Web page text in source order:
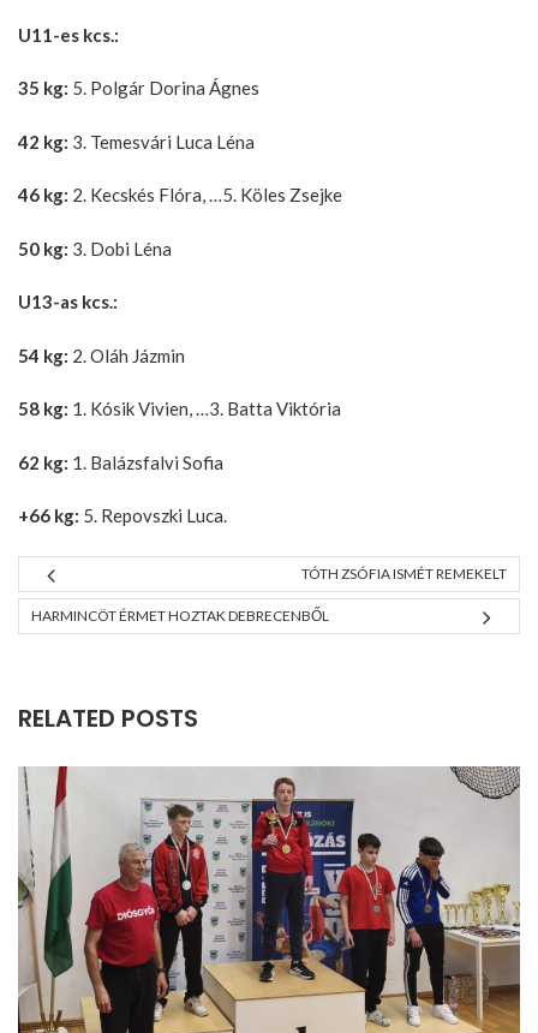
U11-es kcs.:
35 kg: 5. Polgár Dorina Ágnes
42 kg: 3. Temesvári Luca Léna
46 kg: 2. Kecskés Flóra, …5. Köles Zsejke
50 kg: 3. Dobi Léna
U13-as kcs.:
54 kg: 2. Oláh Jázmin
58 kg: 1. Kósik Vivien, …3. Batta Viktória
62 kg: 1. Balázsfalvi Sofia
+66 kg: 5. Repovszki Luca.
TÓTH ZSÓFIA ISMÉT REMEKELT
HARMINCÖT ÉRMET HOZTAK DEBRECENBŐL
RELATED POSTS